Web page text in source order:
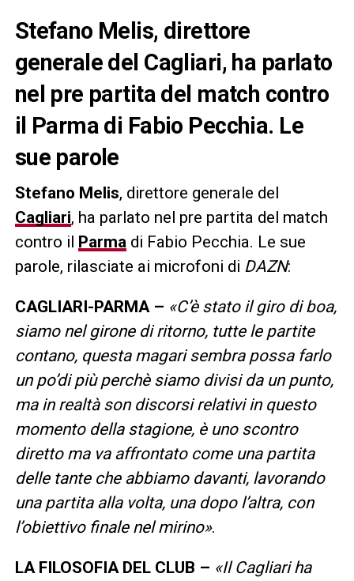
Stefano Melis, direttore
generale del Cagliari, ha parlato
nel pre partita del match contro
il Parma di Fabio Pecchia. Le
sue parole
Stefano Melis, direttore generale del
Cagliari, ha parlato nel pre partita del match
contro il Parma di Fabio Pecchia. Le sue
parole, rilasciate ai microfoni di DAZN:
CAGLIARI-PARMA – «C’è stato il giro di boa,
siamo nel girone di ritorno, tutte le partite
contano, questa magari sembra possa farlo
un po’di più perchè siamo divisi da un punto,
ma in realtà son discorsi relativi in questo
momento della stagione, è uno scontro
diretto ma va affrontato come una partita
delle tante che abbiamo davanti, lavorando
una partita alla volta, una dopo l’altra, con
l’obiettivo finale nel mirino».
LA FILOSOFIA DEL CLUB – «Il Cagliari ha